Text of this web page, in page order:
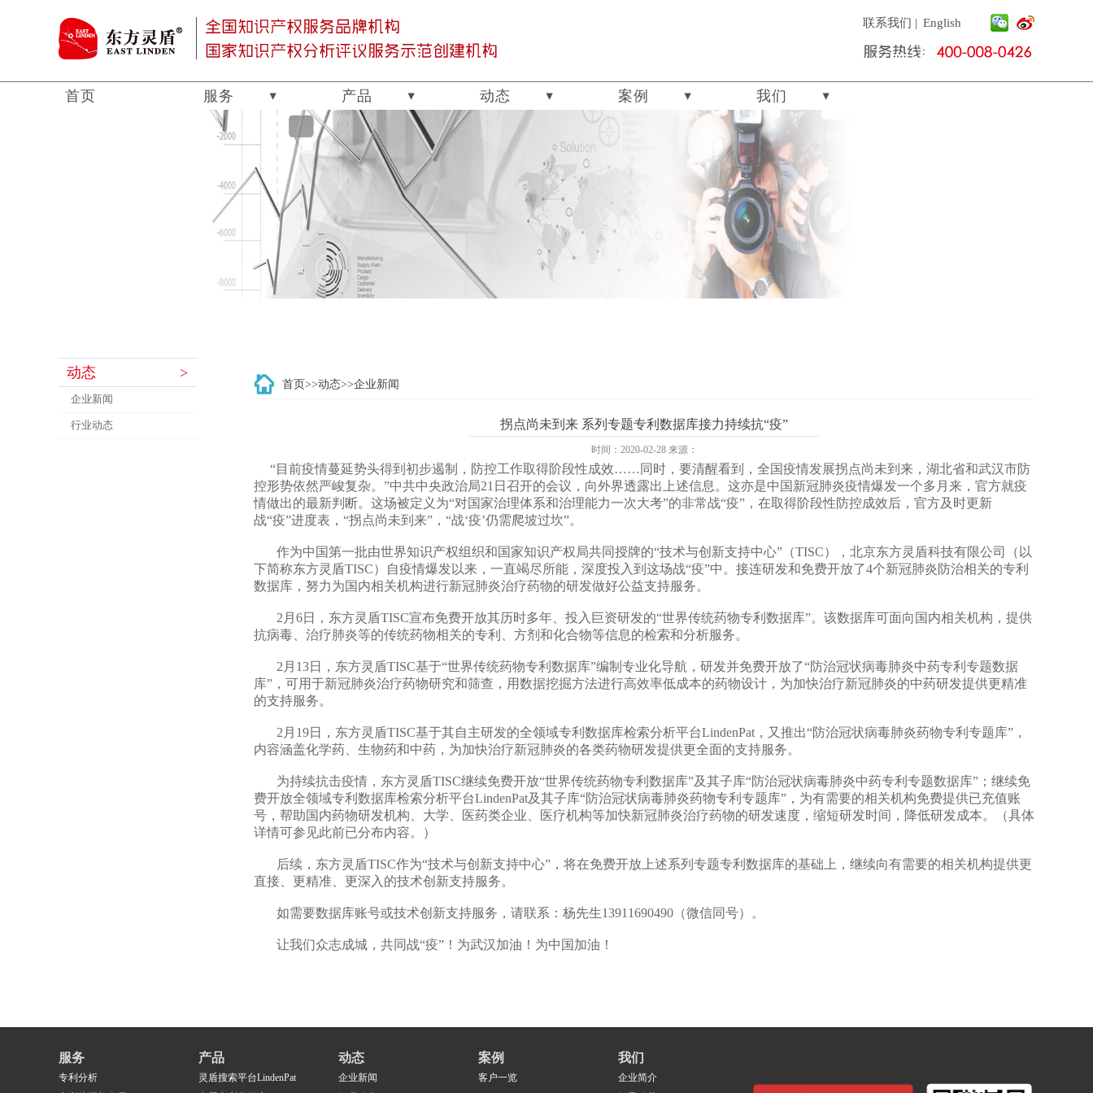
联系我们 | English
首页 服务 产品 动态 案例 我们
动态 >
企业新闻
行业动态
首页>>动态>>企业新闻
拐点尚未到来 系列专题专利数据库接力持续抗“疫”
时间：2020-02-28 来源：
“目前疫情蔓延势头得到初步遏制，防控工作取得阶段性成效……同时，要清醒看到，全国疫情发展拐点尚未到来，湖北省和武汉市防
控形势依然严峻复杂。”中共中央政治局21日召开的会议，向外界透露出上述信息。这亦是中国新冠肺炎疫情爆发一个多月来，官方就疫
情做出的最新判断。这场被定义为“对国家治理体系和治理能力一次大考”的非常战“疫”，在取得阶段性防控成效后，官方及时更新
战“疫”进度表，“拐点尚未到来”，“战‘疫’仍需爬坡过坎”。
作为中国第一批由世界知识产权组织和国家知识产权局共同授牌的“技术与创新支持中心”（TISC），北京东方灵盾科技有限公司（以
下简称东方灵盾TISC）自疫情爆发以来，一直竭尽所能，深度投入到这场战“疫”中。接连研发和免费开放了4个新冠肺炎防治相关的专利
数据库，努力为国内相关机构进行新冠肺炎治疗药物的研发做好公益支持服务。
2月6日，东方灵盾TISC宣布免费开放其历时多年、投入巨资研发的“世界传统药物专利数据库”。该数据库可面向国内相关机构，提供
抗病毒、治疗肺炎等的传统药物相关的专利、方剂和化合物等信息的检索和分析服务。
2月13日，东方灵盾TISC基于“世界传统药物专利数据库”编制专业化导航，研发并免费开放了“防治冠状病毒肺炎中药专利专题数据
库”，可用于新冠肺炎治疗药物研究和筛查，用数据挖掘方法进行高效率低成本的药物设计，为加快治疗新冠肺炎的中药研发提供更精准
的支持服务。
2月19日，东方灵盾TISC基于其自主研发的全领域专利数据库检索分析平台LindenPat，又推出“防治冠状病毒肺炎药物专利专题库”，
内容涵盖化学药、生物药和中药，为加快治疗新冠肺炎的各类药物研发提供更全面的支持服务。
为持续抗击疫情，东方灵盾TISC继续免费开放“世界传统药物专利数据库”及其子库“防治冠状病毒肺炎中药专利专题数据库”；继续免
费开放全领域专利数据库检索分析平台LindenPat及其子库“防治冠状病毒肺炎药物专利专题库”，为有需要的相关机构免费提供已充值账
号，帮助国内药物研发机构、大学、医药类企业、医疗机构等加快新冠肺炎治疗药物的研发速度，缩短研发时间，降低研发成本。（具体
详情可参见此前已分布内容。）
后续，东方灵盾TISC作为“技术与创新支持中心”，将在免费开放上述系列专题专利数据库的基础上，继续向有需要的相关机构提供更
直接、更精准、更深入的技术创新支持服务。
如需要数据库账号或技术创新支持服务，请联系：杨先生13911690490（微信同号）。
让我们众志成城，共同战“疫”！为武汉加油！为中国加油！
服务
专利分析
产品
灵盾搜索平台LindenPat
动态
企业新闻
案例
客户一览
我们
企业简介